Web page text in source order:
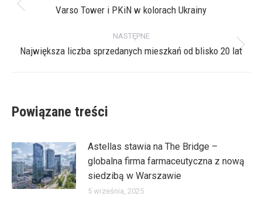
wpisów
Poprzedni
Varso Tower i PKiN w kolorach Ukrainy
NASTĘPNE
Następny
Największa liczba sprzedanych mieszkań od blisko 20 lat
Powiązane treści
Astellas stawia na The Bridge –
globalna firma farmaceutyczna z nową
siedzibą w Warszawie
5 września, 2025